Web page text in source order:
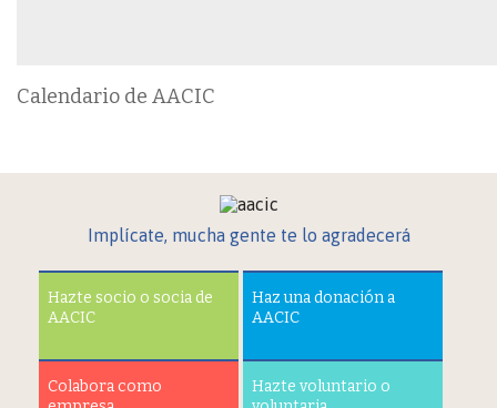
Calendario de AACIC
Implícate, mucha gente te lo agradecerá
Hazte socio o socia de
AACIC
Haz una donación a
AACIC
Colabora como
Hazte voluntario o